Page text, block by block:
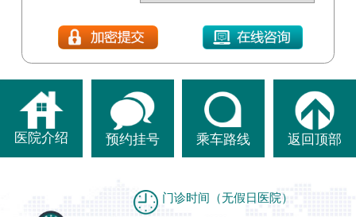
医院介绍 预约挂号 乘车路线 返回顶部
门诊时间（无假日医院）